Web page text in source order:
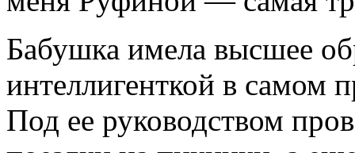
Бабушка имела высшее
интеллигенткой в самом
Под ее руководством